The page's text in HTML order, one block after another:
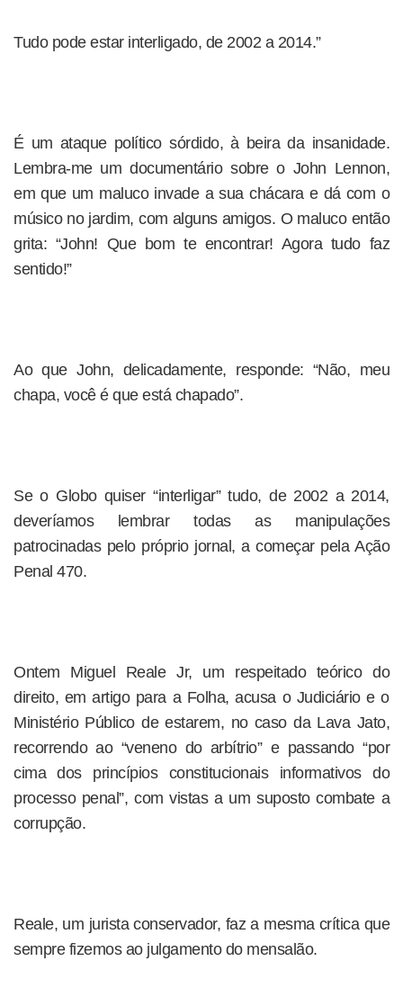
Tudo pode estar interligado, de 2002 a 2014.”
É um ataque político sórdido, à beira da insanidade.
Lembra-me um documentário sobre o John Lennon,
em que um maluco invade a sua chácara e dá com o
músico no jardim, com alguns amigos. O maluco então
grita: “John! Que bom te encontrar! Agora tudo faz
sentido!”
Ao que John, delicadamente, responde: “Não, meu
chapa, você é que está chapado”.
Se o Globo quiser “interligar” tudo, de 2002 a 2014,
deveríamos lembrar todas as manipulações
patrocinadas pelo próprio jornal, a começar pela Ação
Penal 470.
Ontem Miguel Reale Jr, um respeitado teórico do
direito, em artigo para a Folha, acusa o Judiciário e o
Ministério Público de estarem, no caso da Lava Jato,
recorrendo ao “veneno do arbítrio” e passando “por
cima dos princípios constitucionais informativos do
processo penal”, com vistas a um suposto combate a
corrupção.
Reale, um jurista conservador, faz a mesma crítica que
sempre fizemos ao julgamento do mensalão.